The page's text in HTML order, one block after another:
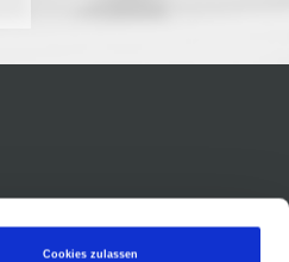
Cookies zulassen